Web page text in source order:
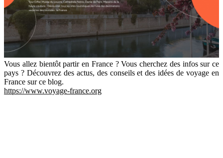
Vous allez bientôt partir en France ? Vous cherchez des infos sur ce
pays ? Découvrez des actus, des conseils et des idées de voyage en
France sur ce blog.
https://www.voyage-france.org